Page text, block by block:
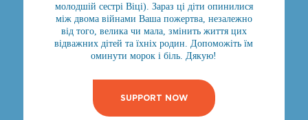
молодшій сестрі Віці). Зараз ці діти опинилися
між двома війнами Ваша пожертва, незалежно
від того, велика чи мала, змінить життя цих
відважних дітей та їхніх родин. Допоможіть їм
оминути морок і біль. Дякую!
SUPPORT NOW